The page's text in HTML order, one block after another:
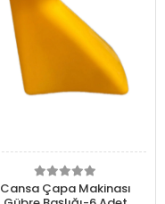
Cansa Çapa Makinası